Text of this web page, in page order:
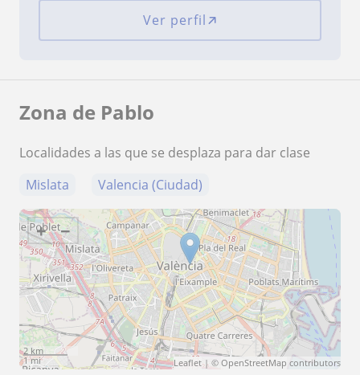
Ver perfil
Zona de Pablo
Localidades a las que se desplaza para dar clase
Mislata
Valencia (Ciudad)
+ −
2 km
1 mi
Leaflet| © OpenStreetMap contributors